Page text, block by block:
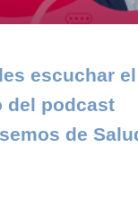
escuchar
del podcast
de